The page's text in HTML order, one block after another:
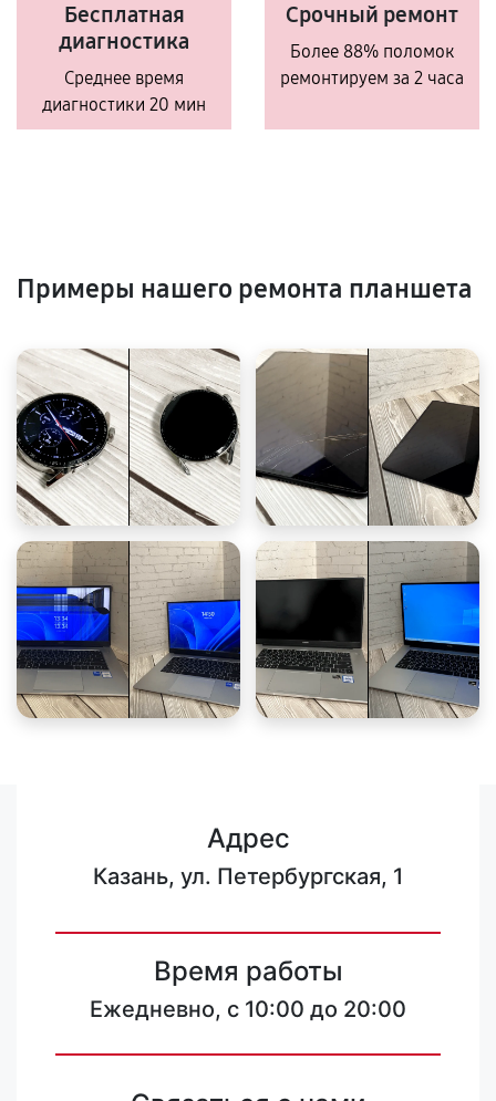
Бесплатная
диагностика
Среднее время
диагностики 20 мин
Срочный ремонт
Более 88% поломок
ремонтируем за 2 часа
Примеры нашего ремонта планшета
Адрес
Казань, ул. Петербургская, 1
Время работы
Ежедневно, с 10:00 до 20:00